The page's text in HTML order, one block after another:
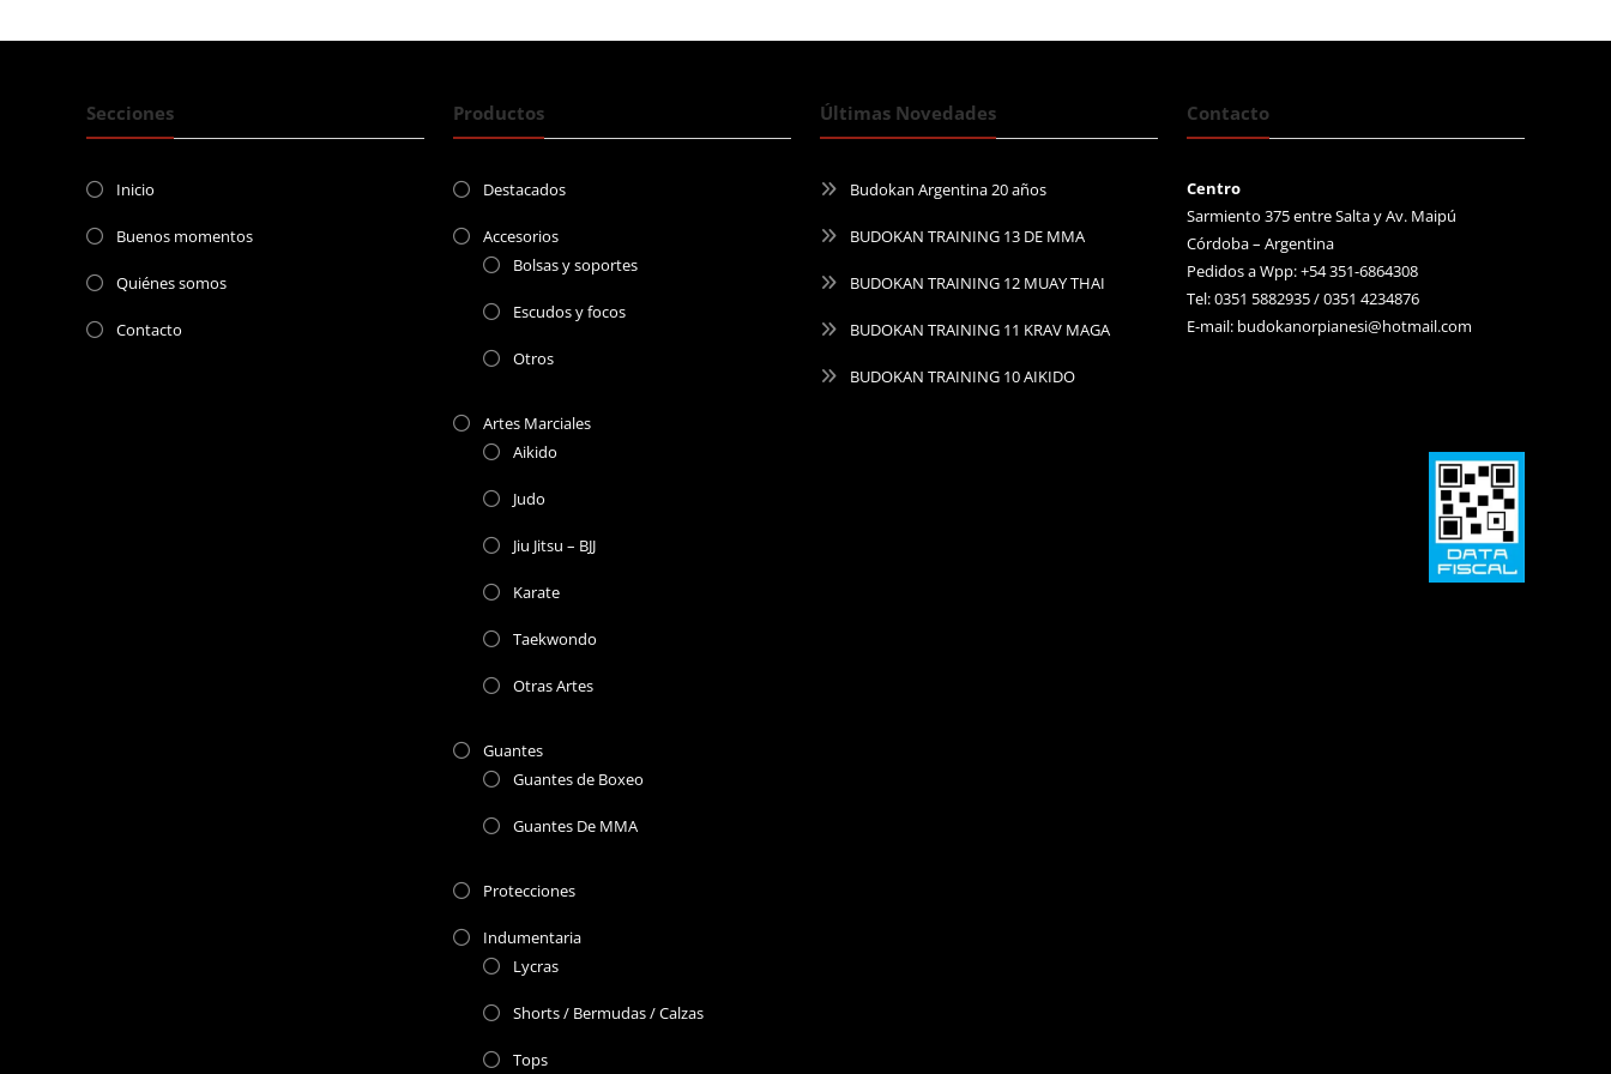
Secciones
Inicio
Buenos momentos
Quiénes somos
Contacto
Productos
Destacados
Accesorios
Bolsas y soportes
Escudos y focos
Otros
Artes Marciales
Aikido
Judo
Jiu Jitsu – BJJ
Karate
Taekwondo
Otras Artes
Guantes
Guantes de Boxeo
Guantes De MMA
Protecciones
Indumentaria
Lycras
Shorts / Bermudas / Calzas
Tops
Últimas Novedades
Budokan Argentina 20 años
BUDOKAN TRAINING 13 DE MMA
BUDOKAN TRAINING 12 MUAY THAI
BUDOKAN TRAINING 11 KRAV MAGA
BUDOKAN TRAINING 10 AIKIDO
Contacto
Centro
Sarmiento 375 entre Salta y Av. Maipú
Córdoba – Argentina
Pedidos a Wpp: +54 351-6864308
Tel: 0351 5882935 / 0351 4234876
E-mail: budokanorpianesi@hotmail.com